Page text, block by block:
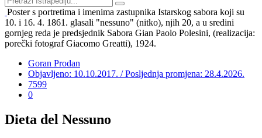
Poster s portretima i imenima zastupnika Istarskog sabora koji su
10. i 16. 4. 1861. glasali "nessuno" (nitko), njih 20, a u sredini
gornjeg reda je predsjednik Sabora Gian Paolo Polesini, (realizacija:
porečki fotograf Giacomo Greatti), 1924.
Goran Prodan
Objavljeno: 10.10.2017. / Posljednja promjena: 28.4.2026.
7599
0
Dieta del Nessuno